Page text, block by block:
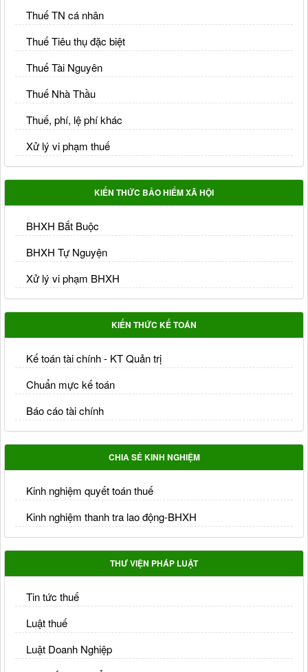
Thuế TN cá nhân
Thuế Tiêu thụ đặc biệt
Thuế Tài Nguyên
Thuế Nhà Thầu
Thuế, phí, lệ phí khác
Xử lý vi phạm thuế
KIẾN THỨC BẢO HIỂM XÃ HỘI
BHXH Bắt Buộc
BHXH Tự Nguyện
Xử lý vi phạm BHXH
KIẾN THỨC KẾ TOÁN
Kế toán tài chính - KT Quản trị
Chuẩn mực kế toán
Báo cáo tài chính
CHIA SẺ KINH NGHIỆM
Kinh nghiệm quyết toán thuế
Kinh nghiệm thanh tra lao động-BHXH
THƯ VIỆN PHÁP LUẬT
Tin tức thuế
Luật thuế
Luật Doanh Nghiệp